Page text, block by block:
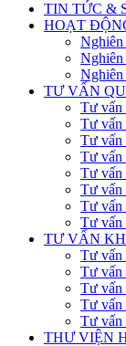
TIN TỨC &
HOẠT
Nghiên
TƯ VẤN
Tư vấn
Tư vấn
Tư
Tư vấn
Tư vấn
Tư vấn
Tư vấn
Tư vấn
TƯ VẤN
Tư vấn
Tư vấn
Tư vấn
Tư vấn
Tư vấn
THƯ VIỆN